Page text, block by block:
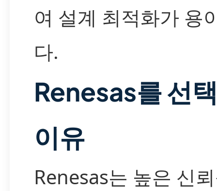
여 설계 최적화가 용
다.
Renesas를 선
이유
Renesas는 높은 신